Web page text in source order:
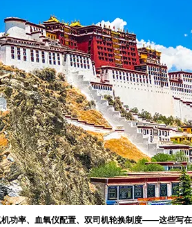
功率、血氧仪配置、双司机轮换制度——这些写